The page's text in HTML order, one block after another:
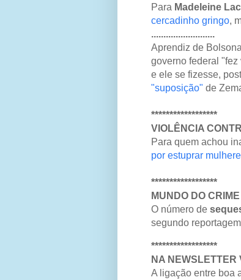
Para Madeleine
cercadinho gringo,
..........................
Aprendiz de
governo federal
e ele se fizesse,
"suposição" de
******************
VIOLÊNCIA
Para quem achou
por estuprar
******************
MUNDO DO CRIME
O número de
segundo
******************
NA NEWSLETTER
A ligação entre boa